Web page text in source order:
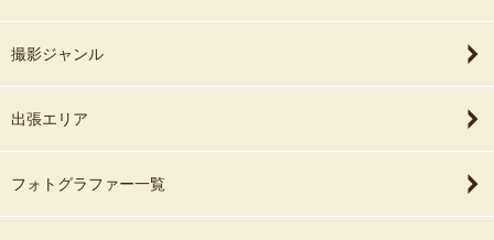
撮影ジャンル
出張エリア
フォトグラファー一覧